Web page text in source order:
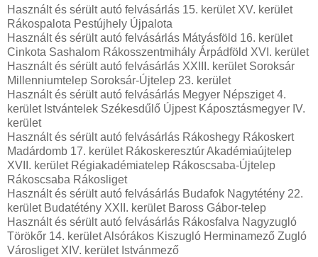
Használt és sérült autó felvásárlás 15. kerület XV. kerület
Rákospalota Pestújhely Újpalota
Használt és sérült autó felvásárlás Mátyásföld 16. kerület
Cinkota Sashalom Rákosszentmihály Árpádföld XVI. kerület
Használt és sérült autó felvásárlás XXIII. kerület Soroksár
Millenniumtelep Soroksár-Újtelep 23. kerület
Használt és sérült autó felvásárlás Megyer Népsziget 4.
kerület Istvántelek Székesdűlő Újpest Káposztásmegyer IV.
kerület
Használt és sérült autó felvásárlás Rákoshegy Rákoskert
Madárdomb 17. kerület Rákoskeresztúr Akadémiaújtelep
XVII. kerület Régiakadémiatelep Rákoscsaba-Újtelep
Rákoscsaba Rákosliget
Használt és sérült autó felvásárlás Budafok Nagytétény 22.
kerület Budatétény XXII. kerület Baross Gábor-telep
Használt és sérült autó felvásárlás Rákosfalva Nagyzugló
Törökőr 14. kerület Alsórákos Kiszugló Herminamező Zugló
Városliget XIV. kerület Istvánmező